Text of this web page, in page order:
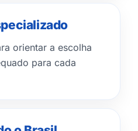
orientar a escolha
para cada